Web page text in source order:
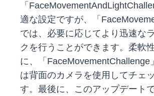
「
適な設定ですが、「
では、必要に応じてより迅速な
クを行うことができます。柔軟
に、「FaceMovementChallenge
は背面のカメラを使用してチェ
す。最後に、このアップデート